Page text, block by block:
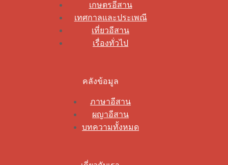
เกษตรอีสาน
เทศกาลและประเพณี
เที่ยวอีสาน
เรื่องทั่วไป
คลังข้อมูล
ภาษาอีสาน
ผญาอีสาน
บทความทั้งหมด